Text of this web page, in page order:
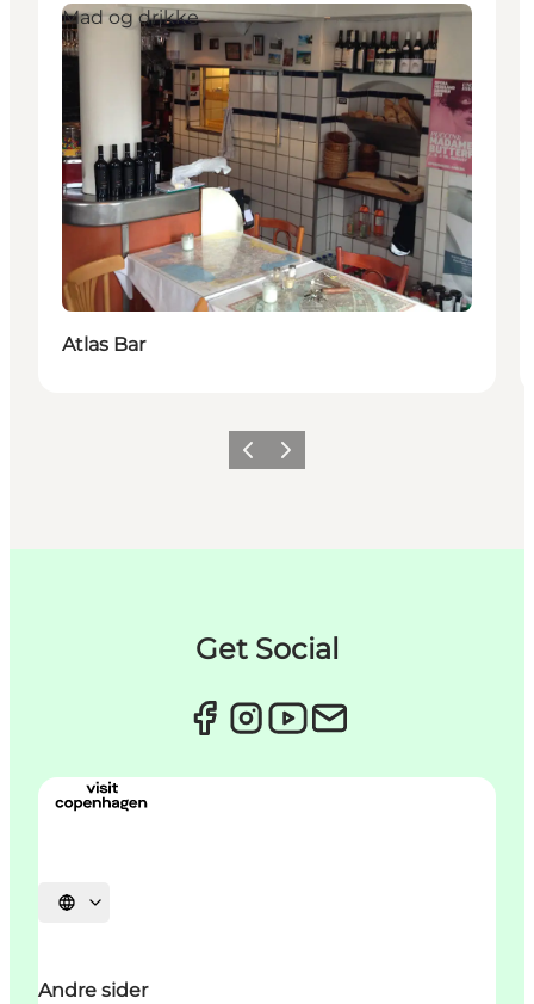
Mad og drikke
Atlas Bar
ForrigeNæste
Get Social
Vælg sprog
Andre sider